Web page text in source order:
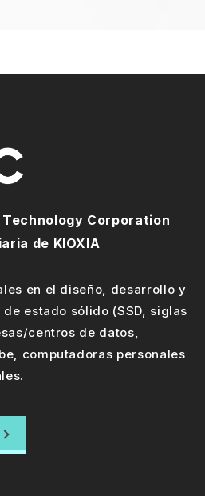
Corporation
de KIOXIA
en el diseño, desarrollo y
estado sólido (SSD, siglas
centros de datos,
computadoras personales